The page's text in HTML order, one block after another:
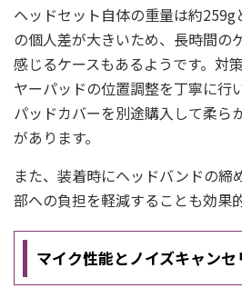
ヘッドセット自体の重量は約
の個人差が大きいため、長時間の
感じるケースもあるようです。対
ヤーパッドの位置調整を丁寧に行
パッドカバーを別途購入して柔ら
があります。
また、装着時にヘッドバンドの締
部への負担を軽減することも効果的
マイク性能とノイズキャン